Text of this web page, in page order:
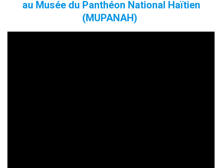
au Musée du Panthéon National Haïtien
(MUPANAH)